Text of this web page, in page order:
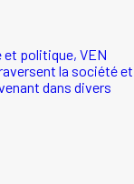
et politique, VEN
la société et
dans divers